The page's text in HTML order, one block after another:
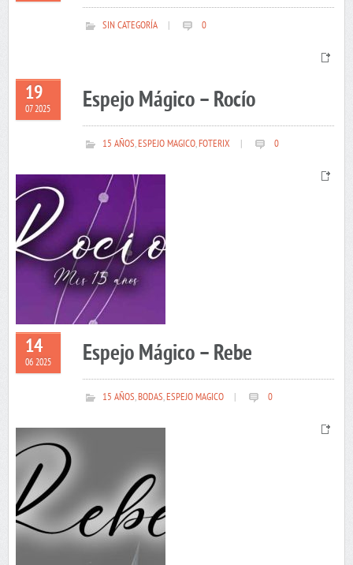
SIN CATEGORÍA 0
19
07 2025 Espejo Mágico – Rocío
15 AÑOS,ESPEJO MAGICO,FOTERIX 0
14
06 2025 Espejo Mágico – Rebe
15 AÑOS,BODAS,ESPEJO MAGICO 0